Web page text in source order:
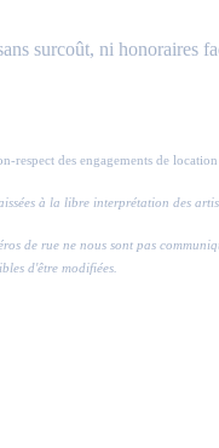
surcoût, ni honoraires
des engagements de
à la libre interprétation des
de rue ne nous sont pas
d'être modifiées.